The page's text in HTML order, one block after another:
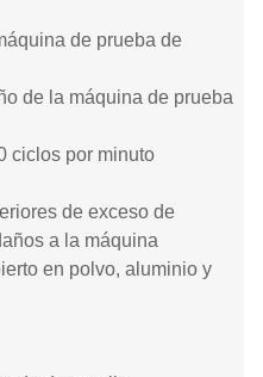
de prueba de
de la máquina de prueba
ciclos por minuto
de exceso de
a la máquina
en polvo, aluminio y